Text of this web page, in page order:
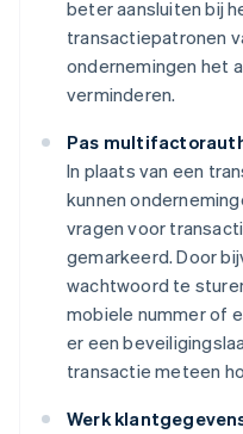
beter aansluiten bij
transactiepatronen
ondernemingen het
verminderen.
Pas
In plaats van een
kunnen
vragen voor
gemarkeerd. Door
wachtwoord te
mobiele nummer of
er een
transactie meteen
Werk